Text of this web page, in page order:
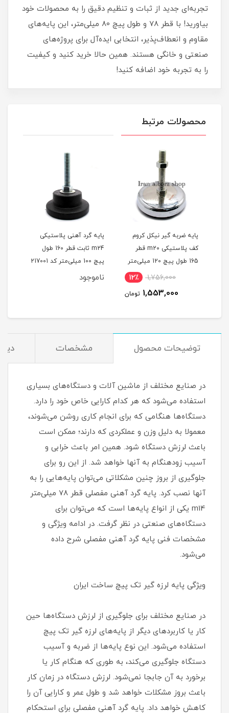
تجربه‌ای جدید از ثبات و تنظیم دقیق را به محصولات خود
بیاورید! با قطر 78 و طول پیچ 80 میلی‌متر، این پایه‌های
مقاوم و انعطاف‌پذیر، انتخابی ایده‌آل برای پروژه‌های
صنعتی و خانگی هستند. همین حالا خرید کنید و کیفیت
را به تجربه خود اضافه کنید!
محصولات مرتبط
پایه ضربه گیر نیکل کروم
کف پلاستیکی m20 قطر
165 طول پیچ 120 میلی‌متر
1,756,000 12٪
1,553,000 تومان
پایه گرد آهنی پلاستیکی
m24 ثابت قطر 160 طول
پیچ 100 میلی‌متر کد 217001
ناموجود
توضیحات محصول مشخصات
در صنایع مختلف از ماشین آلات و دستگاه‌های بسیاری
استفاده می‌شود که هر کدام کارایی خاص خود را دارد.
دستگاه‌ها هنگامی که برای انجام کاری روشن می‌شوند،
معمولا به دلیل وزن و عملکردی که دارند؛ ممکن است
باعث لرزش دستگاه شود. همین امر باعث خرابی و
آسیب زودهنگام به آنها خواهد شد. از این رو برای
جلوگیری از بروز چنین مشکلاتی می‌توان پایه‌هایی را به
آنها نصب کرد. پایه گرد آهنی مفصلی قطر 78 میلی‌متر
m14 یکی از انواع پایه‌ها است که می‌توان برای
دستگاه‌های صنعتی در نظر گرفت. در ادامه ویژگی و
مشخصات فنی پایه گرد آهنی مفصلی شرح داده
می‌شود.
ویژگی پایه لرزه گیر تک پیچ ساخت ایران
در صنایع مختلف برای جلوگیری از لرزش دستگاه‌ها حین
کار یا کاربردهای دیگر از پایه‌های لرزه گیر تک پیچ
استفاده می‌شود. این نوع پایه‌ها از ضربه و آسیب
دستگاه جلوگیری می‌کند، به طوری که هنگام کار یا
برخورد به آن جابجا نمی‌شود. لرزش دستگاه در زمان کار
باعث بروز مشکلات خواهد شد و طول عمر و کارایی آن را
کاهش خواهد داد. پایه گرد آهنی مفصلی برای استحکام